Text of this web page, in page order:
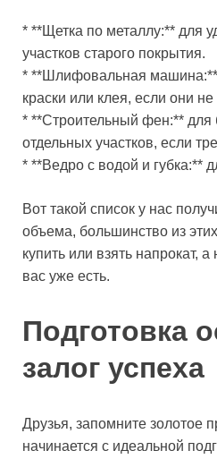
* **Щетка по металлу:** для
участков старого покрытия.
* **Шлифовальная машина:**
краски или клея, если они
* **Строительный фен:**
отдельных участков, если
* **Ведро с водой и губка:**
Вот такой список у нас
объема, большинство из
купить или взять напрокат,
вас уже есть.
Подготовка
залог успеха
Друзья, запомните золотое
начинается с идеальной